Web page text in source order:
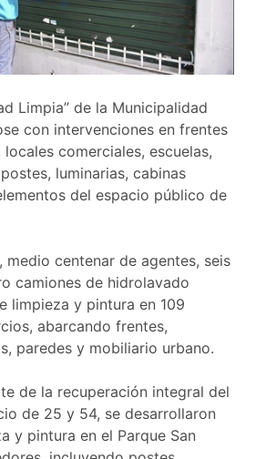
Limpia” de la Municipalidad
con intervenciones en frentes
comerciales, escuelas,
luminarias, cabinas
del espacio público de
medio centenar de agentes, seis
camiones de hidrolavado
limpieza y pintura en 109
abarcando frentes,
paredes y mobiliario urbano.
de la recuperación integral del
de 25 y 54, se desarrollaron
y pintura en el Parque San